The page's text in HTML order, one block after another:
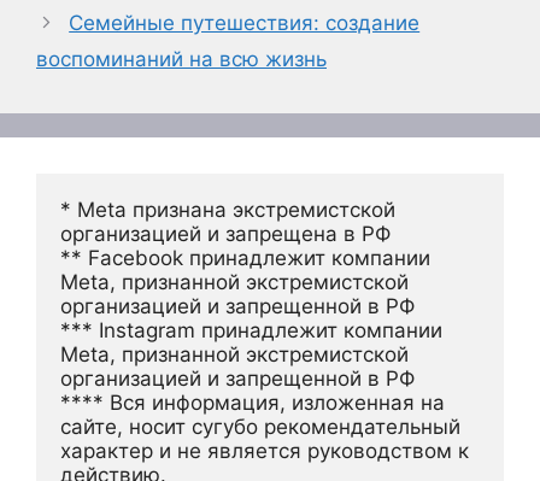
Семейные путешествия: создание
воспоминаний на всю жизнь
* Meta признана экстремистской
организацией и запрещена в РФ
** Facebook принадлежит компании
Meta, признанной экстремистской
организацией и запрещенной в РФ
*** Instagram принадлежит компании
Meta, признанной экстремистской
организацией и запрещенной в РФ
**** Вся информация, изложенная на
сайте, носит сугубо рекомендательный
характер и не является руководством к
действию.